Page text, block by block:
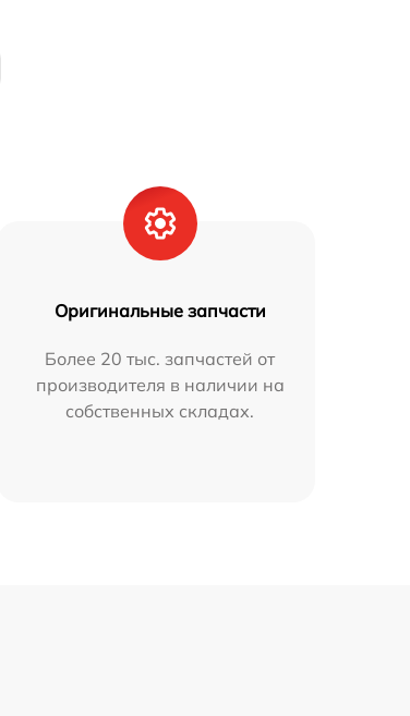
Оригинальные запчасти
Более 20 тыс. запчастей от
производителя в наличии на
собственных складах.